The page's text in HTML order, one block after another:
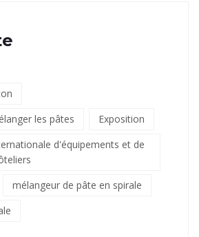
les pâtes
Exposition
d'équipements et de
mélangeur de pâte en spirale